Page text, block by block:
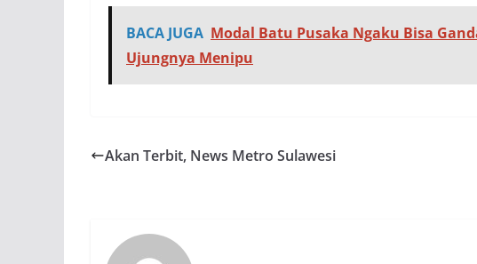
BACA JUGA Modal Batu Pusaka Ngaku Bisa
Ujungnya Menipu
Akan Terbit, News Metro Sulawesi